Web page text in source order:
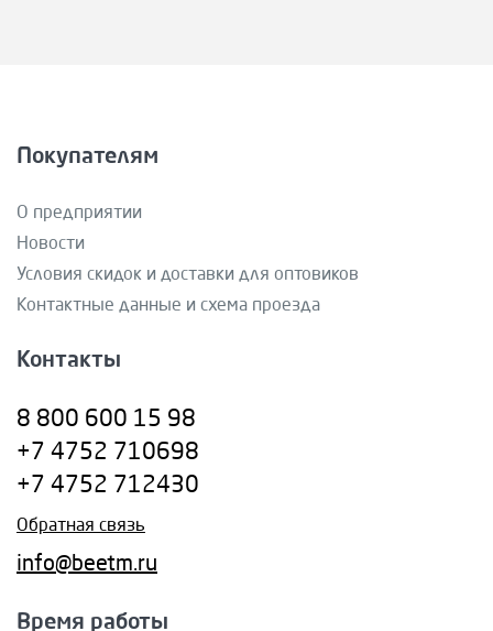
Покупателям
О предприятии
Новости
Условия скидок и доставки для оптовиков
Контактные данные и схема проезда
Контакты
8 800 600 15 98
+7 4752 710698
+7 4752 712430
Обратная связь
info@beetm.ru
Время работы